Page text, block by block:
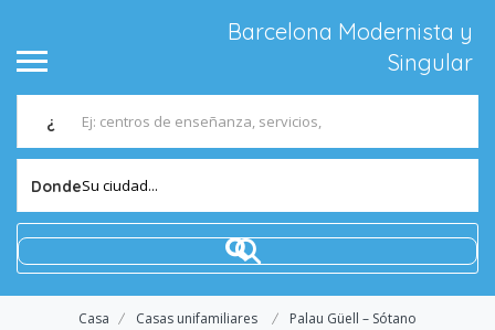
Barcelona Modernista y
Singular
¿
DondeSu ciudad...
Casa Casas unifamiliares Palau Güell – Sótano